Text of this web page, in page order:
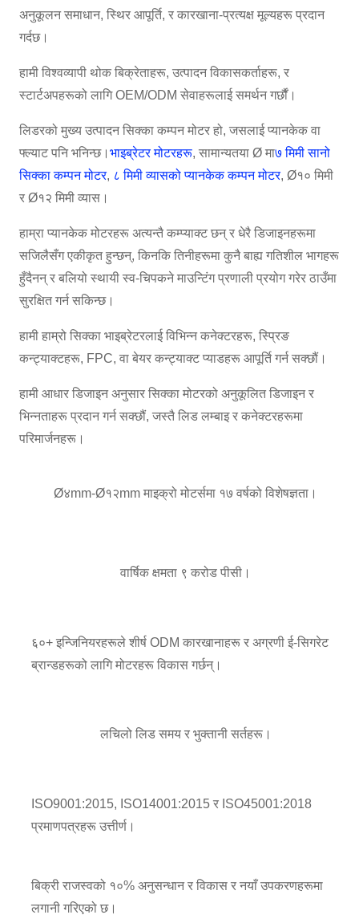
अनुकूलन समाधान, स्थिर आपूर्ति, र कारखाना-प्रत्यक्ष मूल्यहरू प्रदान
गर्दछ।
हामी विश्वव्यापी थोक बिक्रेताहरू, उत्पादन विकासकर्ताहरू, र
स्टार्टअपहरूको लागि OEM/ODM सेवाहरूलाई समर्थन गर्छौं।
लिडरको मुख्य उत्पादन सिक्का कम्पन मोटर हो, जसलाई प्यानकेक वा
फ्ल्याट पनि भनिन्छ।भाइब्रेटर मोटरहरू, सामान्यतया Ø मा७ मिमी सानो
सिक्का कम्पन मोटर, ८ मिमी व्यासको प्यानकेक कम्पन मोटर, Ø१० मिमी
र Ø१२ मिमी व्यास।
हाम्रा प्यानकेक मोटरहरू अत्यन्तै कम्प्याक्ट छन् र धेरै डिजाइनहरूमा
सजिलैसँग एकीकृत हुन्छन्, किनकि तिनीहरूमा कुनै बाह्य गतिशील भागहरू
हुँदैनन् र बलियो स्थायी स्व-चिपकने माउन्टिंग प्रणाली प्रयोग गरेर ठाउँमा
सुरक्षित गर्न सकिन्छ।
हामी हाम्रो सिक्का भाइब्रेटरलाई विभिन्न कनेक्टरहरू, स्प्रिङ
कन्ट्याक्टहरू, FPC, वा बेयर कन्ट्याक्ट प्याडहरू आपूर्ति गर्न सक्छौं।
हामी आधार डिजाइन अनुसार सिक्का मोटरको अनुकूलित डिजाइन र
भिन्नताहरू प्रदान गर्न सक्छौं, जस्तै लिड लम्बाइ र कनेक्टरहरूमा
परिमार्जनहरू।
Ø४mm-Ø१२mm माइक्रो मोटर्समा १७ वर्षको विशेषज्ञता।
वार्षिक क्षमता ९ करोड पीसी।
६०+ इन्जिनियरहरूले शीर्ष ODM कारखानाहरू र अग्रणी ई-सिगरेट
ब्रान्डहरूको लागि मोटरहरू विकास गर्छन्।
लचिलो लिड समय र भुक्तानी सर्तहरू।
ISO9001:2015, ISO14001:2015 र ISO45001:2018
प्रमाणपत्रहरू उत्तीर्ण।
बिक्री राजस्वको १०% अनुसन्धान र विकास र नयाँ उपकरणहरूमा
लगानी गरिएको छ।